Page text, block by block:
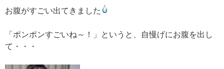
お腹がすごい出てきました
「ポンポンすごいね～！」というと、自慢げにお腹を出し
て・・・